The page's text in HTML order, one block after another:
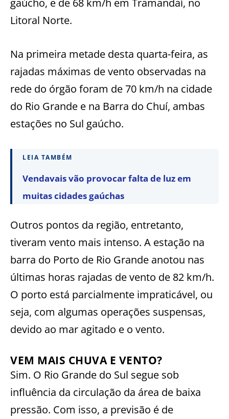
Litoral Norte.
Na primeira metade desta quarta-feira, as
rajadas máximas de vento observadas na
rede do órgão foram de 70 km/h na cidade
do Rio Grande e na Barra do Chuí, ambas
estações no Sul gaúcho.
LEIA TAMBÉM
Vendavais vão provocar falta de luz em
muitas cidades gaúchas
Outros pontos da região, entretanto,
tiveram vento mais intenso. A estação na
barra do Porto de Rio Grande anotou nas
últimas horas rajadas de vento de 82 km/h.
O porto está parcialmente impraticável, ou
seja, com algumas operações suspensas,
devido ao mar agitado e o vento.
VEM MAIS CHUVA E VENTO?
Sim. O Rio Grande do Sul segue sob
influência da circulação da área de baixa
pressão. Com isso, a previsão é de